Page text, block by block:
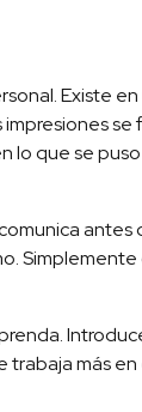
Existe
se
lo que se
antes
trabaja más